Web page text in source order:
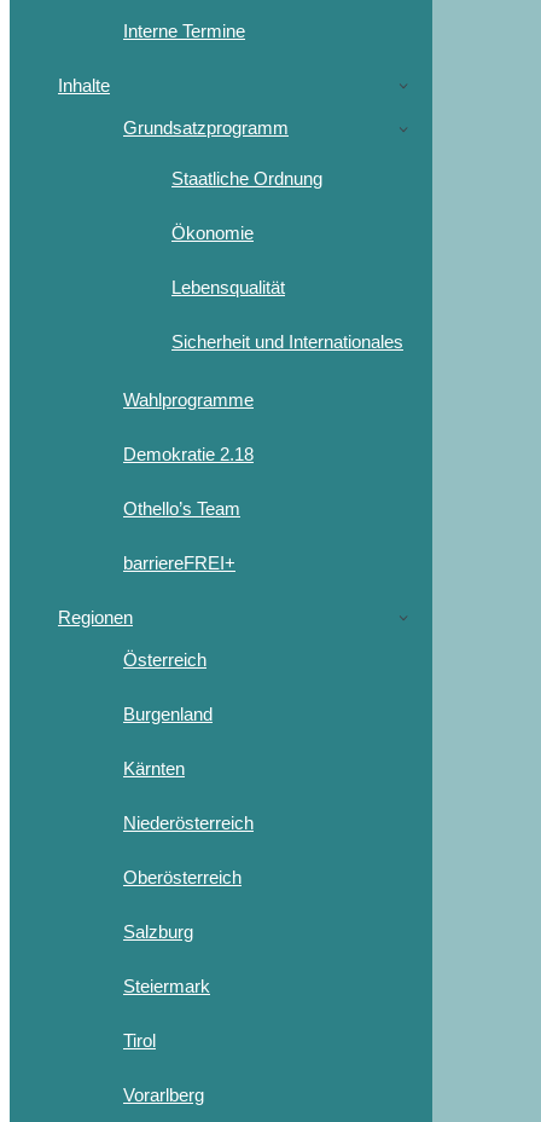
Interne Termine
Inhalte
Grundsatzprogramm
Staatliche Ordnung
Ökonomie
Lebensqualität
Sicherheit und Internationales
Wahlprogramme
Demokratie 2.18
Othello’s Team
barriereFREI+
Regionen
Österreich
Burgenland
Kärnten
Niederösterreich
Oberösterreich
Salzburg
Steiermark
Tirol
Vorarlberg